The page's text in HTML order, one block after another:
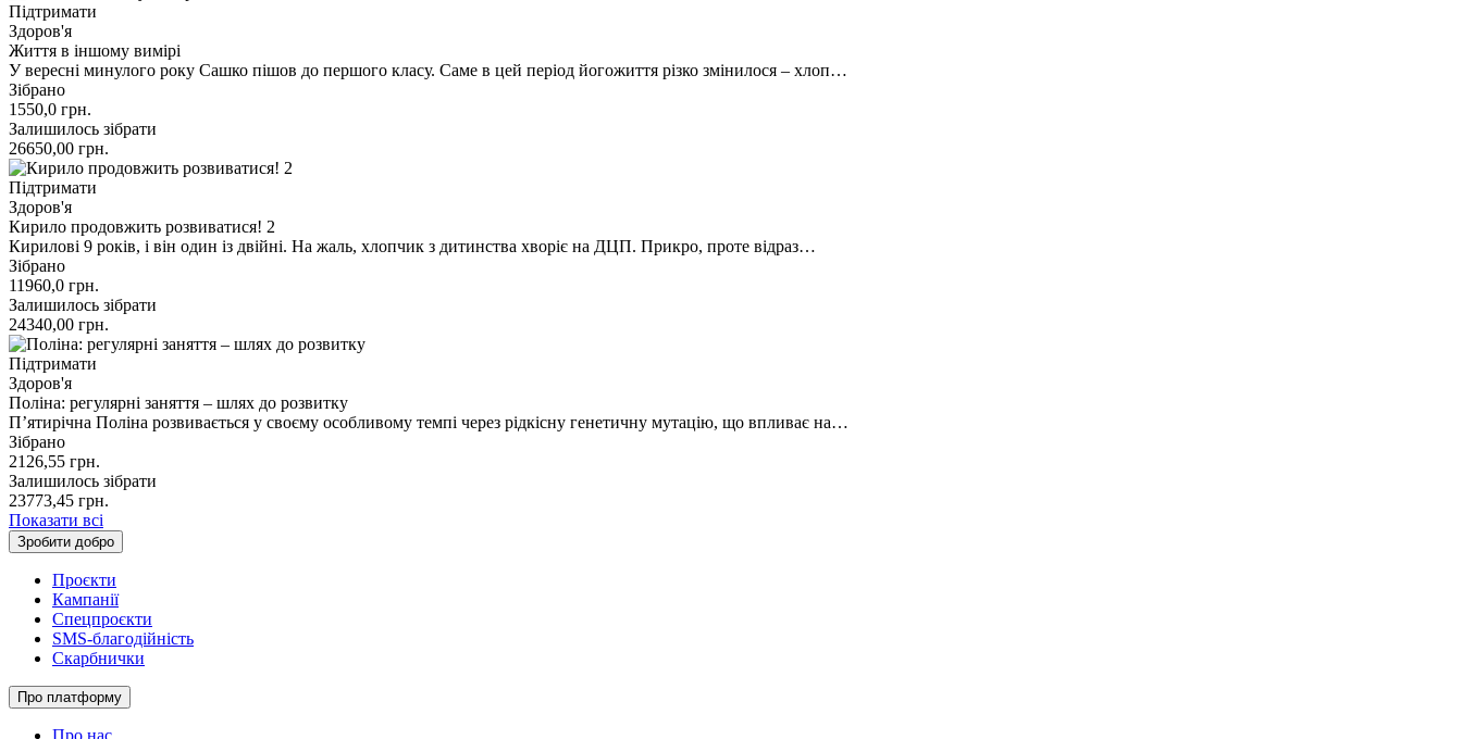
Підтримати
Здоров'я
Життя в іншому вимірі
У вересні минулого року Сашко пішов до першого класу. Саме в цей період йогожиття різко змінилося – хлоп…
Зібрано
1550,0 грн.
Залишилось зібрати
26650,00 грн.
Підтримати
Здоров'я
Кирило продовжить розвиватися! 2
Кирилові 9 років, і він один із двійні. На жаль, хлопчик з дитинства хворіє на ДЦП. Прикро, проте відраз…
Зібрано
11960,0 грн.
Залишилось зібрати
24340,00 грн.
Підтримати
Здоров'я
Поліна: регулярні заняття – шлях до розвитку
П’ятирічна Поліна розвивається у своєму особливому темпі через рідкісну генетичну мутацію, що впливає на…
Зібрано
2126,55 грн.
Залишилось зібрати
23773,45 грн.
Показати всі
Зробити добро
Проєкти
Кампанії
Спецпроєкти
SMS-благодійність
Скарбнички
Про платформу
Про нас